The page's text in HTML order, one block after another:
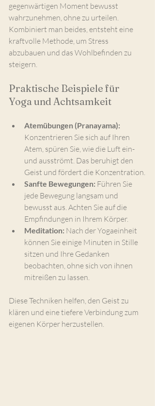
gegenwärtigen Moment bewusst
wahrzunehmen, ohne zu urteilen.
Kombiniert man beides, entsteht eine
kraftvolle Methode, um Stress
abzubauen und das Wohlbefinden zu
steigern.
Praktische Beispiele für
Yoga und Achtsamkeit
Atemübungen (Pranayama):
Konzentrieren Sie sich auf Ihren
Atem, spüren Sie, wie die Luft ein-
und ausströmt. Das beruhigt den
Geist und fördert die Konzentration.
Sanfte Bewegungen: Führen Sie
jede Bewegung langsam und
bewusst aus. Achten Sie auf die
Empfindungen in Ihrem Körper.
Meditation: Nach der Yogaeinheit
können Sie einige Minuten in Stille
sitzen und Ihre Gedanken
beobachten, ohne sich von ihnen
mitreißen zu lassen.
Diese Techniken helfen, den Geist zu
klären und eine tiefere Verbindung zum
eigenen Körper herzustellen.